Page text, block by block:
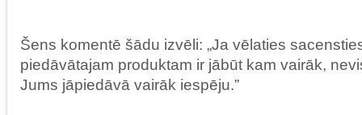
Šens komentē šādu izvēli: „Ja vēlaties
piedāvātajam produktam ir jābūt kam vairāk,
Jums jāpiedāvā vairāk iespēju.”